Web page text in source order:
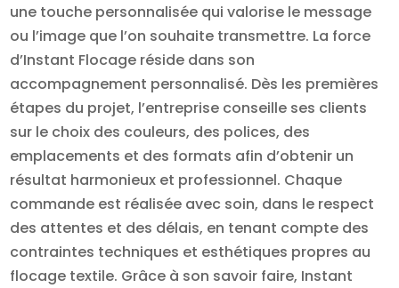
une touche personnalisée qui valorise le message
ou l’image que l’on souhaite transmettre. La force
d’Instant Flocage réside dans son
accompagnement personnalisé. Dès les premières
étapes du projet, l’entreprise conseille ses clients
sur le choix des couleurs, des polices, des
emplacements et des formats afin d’obtenir un
résultat harmonieux et professionnel. Chaque
commande est réalisée avec soin, dans le respect
des attentes et des délais, en tenant compte des
contraintes techniques et esthétiques propres au
flocage textile. Grâce à son savoir faire, Instant